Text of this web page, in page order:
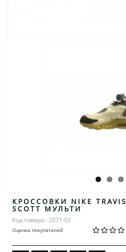
КРОССОВКИ NIKE TRAVIS
SCOTT МУЛЬТИ
Код товара:: 2071-02
Оценка покупателей